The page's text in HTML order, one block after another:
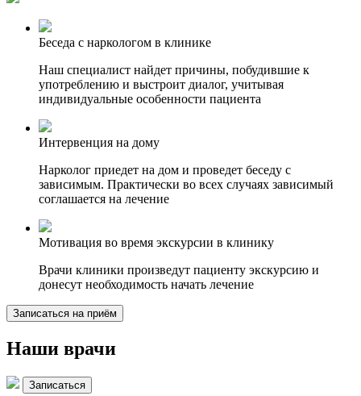
Беседа с наркологом в клинике
Наш специалист найдет причины, побудившие к
употреблению и выстроит диалог, учитывая
индивидуальные особенности пациента
Интервенция на дому
Нарколог приедет на дом и проведет беседу с
зависимым. Практически во всех случаях зависимый
соглашается на лечение
Мотивация во время экскурсии в клинику
Врачи клиники произведут пациенту экскурсию и
донесут необходимость начать лечение
Записаться на приём
Наши врачи
Записаться